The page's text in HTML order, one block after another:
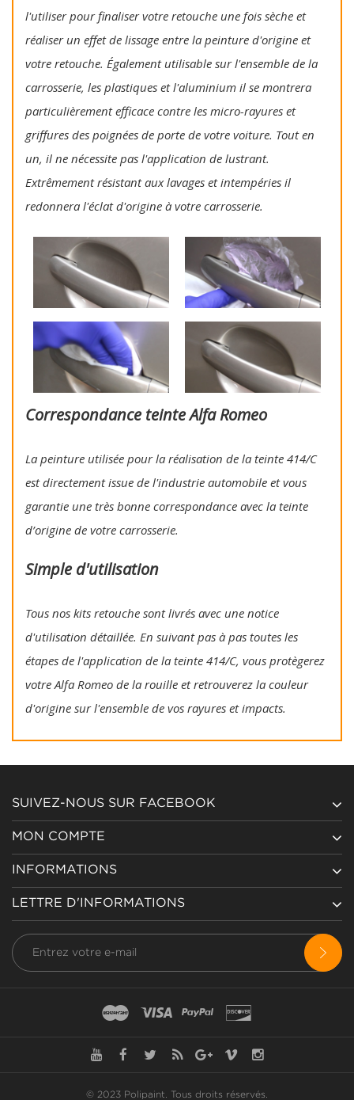
l'utiliser pour finaliser votre retouche une fois sèche et
réaliser un effet de lissage entre la peinture d'origine et
votre retouche. Également utilisable sur l'ensemble de la
carrosserie, les plastiques et l'aluminium il se montrera
particulièrement efficace contre les micro-rayures et
griffures des poignées de porte de votre voiture. Tout en
un, il ne nécessite pas l'application de lustrant.
Extrêmement résistant aux lavages et intempéries il
redonnera l'éclat d'origine à votre carrosserie.
Correspondance teinte Alfa Romeo
La peinture utilisée pour la réalisation de la teinte 414/C
est directement issue de l'industrie automobile et vous
garantie une très bonne correspondance avec la teinte
d’origine de votre carrosserie.
Simple d'utilisation
Tous nos kits retouche sont livrés avec une notice
d'utilisation détaillée. En suivant pas à pas toutes les
étapes de l'application de la teinte 414/C, vous protègerez
votre Alfa Romeo de la rouille et retrouverez la couleur
d'origine sur l'ensemble de vos rayures et impacts.
SUIVEZ-NOUS SUR FACEBOOK
MON COMPTE
INFORMATIONS
LETTRE D'INFORMATIONS
© 2023 Polipaint. Tous droits réservés.